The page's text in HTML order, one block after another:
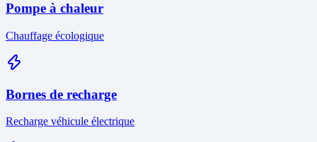
Pompe à chaleur
Chauffage écologique
Bornes de recharge
Recharge véhicule électrique